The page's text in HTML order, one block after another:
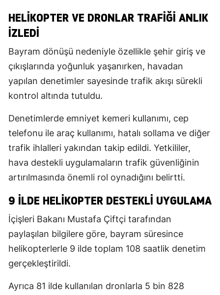
HELİKOPTER VE DRONLAR TRAFİĞİ ANLIK
İZLEDİ
Bayram dönüşü nedeniyle özellikle şehir giriş ve
çıkışlarında yoğunluk yaşanırken, havadan
yapılan denetimler sayesinde trafik akışı sürekli
kontrol altında tutuldu.
Denetimlerde emniyet kemeri kullanımı, cep
telefonu ile araç kullanımı, hatalı sollama ve diğer
trafik ihlalleri yakından takip edildi. Yetkililer,
hava destekli uygulamaların trafik güvenliğinin
artırılmasında önemli rol oynadığını belirtti.
9 İLDE HELİKOPTER DESTEKLİ UYGULAMA
İçişleri Bakanı Mustafa Çiftçi tarafından
paylaşılan bilgilere göre, bayram süresince
helikopterlerle 9 ilde toplam 108 saatlik denetim
gerçekleştirildi.
Ayrıca 81 ilde kullanılan dronlarla 5 bin 828